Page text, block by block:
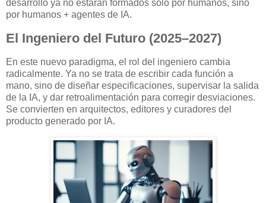
desarrollo ya no estarán formados solo por humanos, sino
por humanos + agentes de IA.
El Ingeniero del Futuro (2025–2027)
En este nuevo paradigma, el rol del ingeniero cambia
radicalmente. Ya no se trata de escribir cada función a
mano, sino de diseñar especificaciones, supervisar la salida
de la IA, y dar retroalimentación para corregir desviaciones.
Se convierten en arquitectos, editores y curadores del
producto generado por IA.